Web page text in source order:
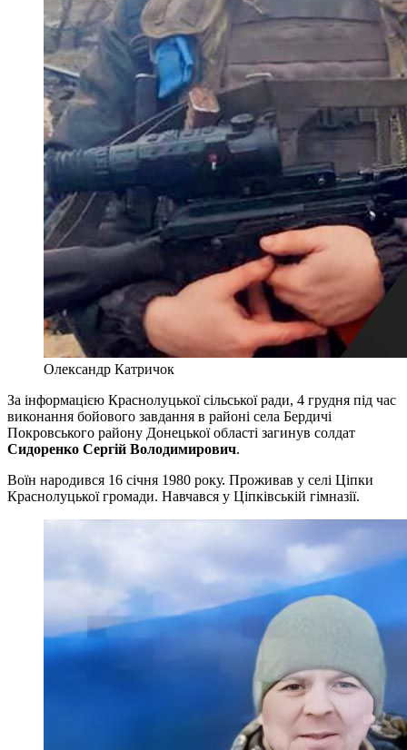
Олександр Катричок
За інформацією Краснолуцької сільської ради, 4 грудня під час
виконання бойового завдання в районі села Бердичі
Покровського району Донецької області загинув солдат
Сидоренко Сергій Володимирович.
Воїн народився 16 січня 1980 року. Проживав у селі Ціпки
Краснолуцької громади. Навчався у Ціпківській гімназії.